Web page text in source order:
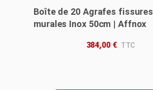
Boîte de 20 Agrafes fissures
murales Inox 50cm | Affnox
384,00 €